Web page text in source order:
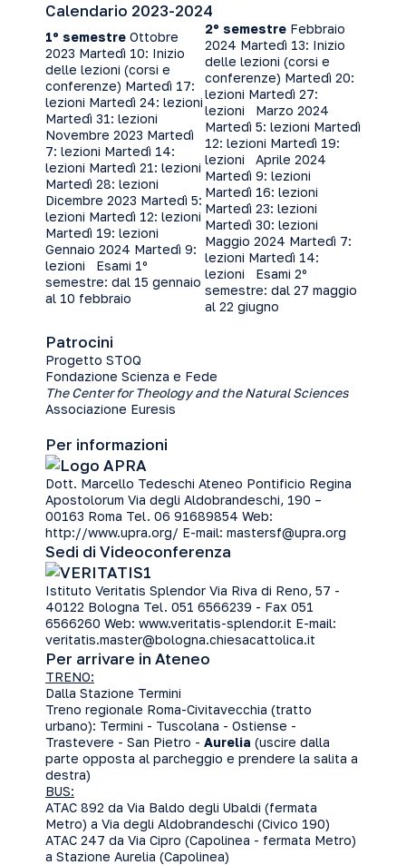
Calendario 2023-2024
1º semestre Ottobre
2023 Martedì 10: Inizio
delle lezioni (corsi e
conferenze) Martedì 17:
lezioni Martedì 24: lezioni
Martedì 31: lezioni
Novembre 2023 Martedì
7: lezioni Martedì 14:
lezioni Martedì 21: lezioni
Martedì 28: lezioni
Dicembre 2023 Martedì 5:
lezioni Martedì 12: lezioni
Martedì 19: lezioni
Gennaio 2024 Martedì 9:
lezioni Esami 1º
semestre: dal 15 gennaio
al 10 febbraio
2º semestre Febbraio
2024 Martedì 13: Inizio
delle lezioni (corsi e
conferenze) Martedì 20:
lezioni Martedì 27:
lezioni Marzo 2024
Martedì 5: lezioni Martedì
12: lezioni Martedì 19:
lezioni Aprile 2024
Martedì 9: lezioni
Martedì 16: lezioni
Martedì 23: lezioni
Martedì 30: lezioni
Maggio 2024 Martedì 7:
lezioni Martedì 14:
lezioni Esami 2º
semestre: dal 27 maggio
al 22 giugno
Patrocini
Progetto STOQ
Fondazione Scienza e Fede
The Center for Theolo­gy and the Natural Sciences
Associazione Euresis
Per informazioni
Dott. Marcello Tedeschi Ateneo Pontificio Regina
Apostolorum Via degli Aldobrandeschi, 190 –
00163 Roma Tel. 06 91689854 Web:
http://www.upra.org/ E-mail: mastersf@upra.org
Sedi di Videoconferenza
Istituto Veritatis Splendor Via Riva di Reno, 57 -
40122 Bologna Tel. 051 6566239 - Fax 051
6566260 Web: www.veritatis-splendor.it E-mail:
veritatis.master@bologna.chiesacattolica.it
Per arrivare in Ateneo
TRENO:
Dalla Stazione Termini
Treno regionale Roma-Civitavecchia (tratto
urbano): Termini - Tuscolana - Ostiense -
Trastevere - San Pietro - Aurelia (uscire dalla
parte opposta al parcheggio e prendere la salita a
destra)
BUS:
ATAC 892 da Via Baldo degli Ubaldi (fermata
Metro) a Via degli Aldobrandeschi (Civico 190)
ATAC 247 da Via Cipro (Capolinea - fermata Metro)
a Stazione Aurelia (Capolinea)